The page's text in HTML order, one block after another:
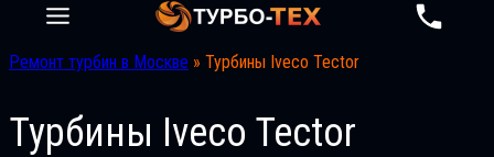
Ремонт турбин в Москве » Турбины Iveco Tectоr
Турбины Iveco Tectоr